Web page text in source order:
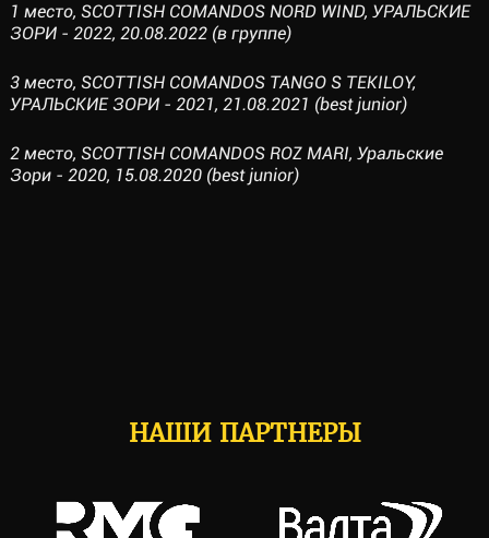
1 место, SCOTTISH COMANDOS NORD WIND, УРАЛЬСКИЕ
ЗОРИ - 2022, 20.08.2022 (в группе)
3 место, SCOTTISH COMANDOS TANGO S TEKILOY,
УРАЛЬСКИЕ ЗОРИ - 2021, 21.08.2021 (best junior)
2 место, SCOTTISH COMANDOS ROZ MARI, Уральские
Зори - 2020, 15.08.2020 (best junior)
НАШИ ПАРТНЕРЫ